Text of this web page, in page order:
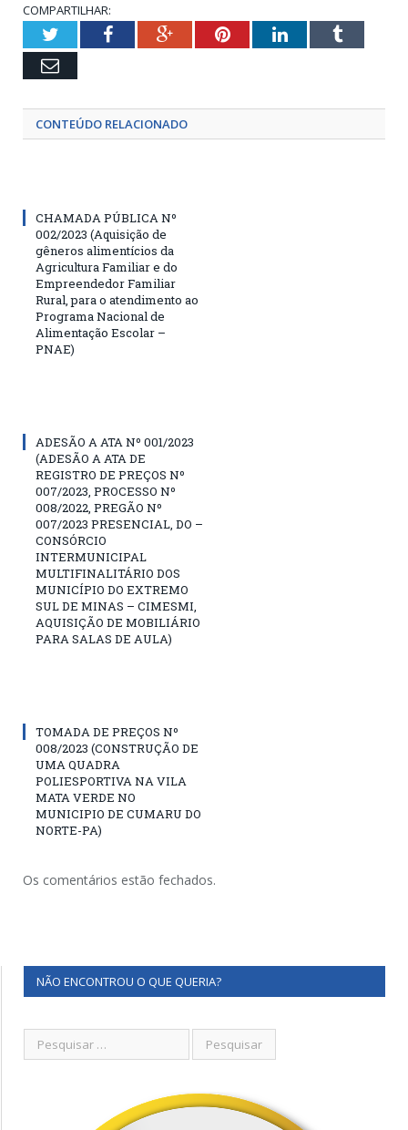
COMPARTILHAR:
TwitterFacebookGoogle+PinterestLinkedInTumblr
Email
CONTEÚDO RELACIONADO
CHAMADA PÚBLICA Nº
002/2023 (Aquisição de
gêneros alimentícios da
Agricultura Familiar e do
Empreendedor Familiar
Rural, para o atendimento ao
Programa Nacional de
Alimentação Escolar –
PNAE)
ADESÃO A ATA Nº 001/2023
(ADESÃO A ATA DE
REGISTRO DE PREÇOS Nº
007/2023, PROCESSO Nº
008/2022, PREGÃO Nº
007/2023 PRESENCIAL, DO –
CONSÓRCIO
INTERMUNICIPAL
MULTIFINALITÁRIO DOS
MUNICÍPIO DO EXTREMO
SUL DE MINAS – CIMESMI,
AQUISIÇÃO DE MOBILIÁRIO
PARA SALAS DE AULA)
TOMADA DE PREÇOS Nº
008/2023 (CONSTRUÇÃO DE
UMA QUADRA
POLIESPORTIVA NA VILA
MATA VERDE NO
MUNICIPIO DE CUMARU DO
NORTE-PA)
Os comentários estão fechados.
NÃO ENCONTROU O QUE QUERIA?